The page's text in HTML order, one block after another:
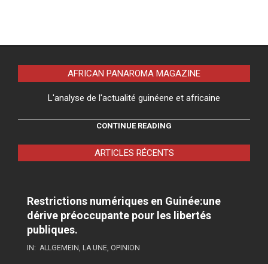
AFRICAN PANAROMA MAGAZINE
L'analyse de l'actualité guinéene et africaine
CONTINUE READING
ARTICLES RÉCENTS
Restrictions numériques en Guinée:une
dérive préoccupante pour les libertés
publiques.
IN: ALLGEMEIN, LA UNE, OPINION